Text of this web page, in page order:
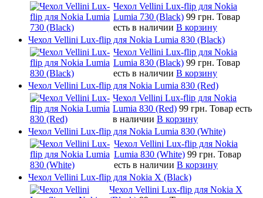
Чехол Vellini Lux-flip для Nokia
Lumia 730 (Black) 99 грн. Товар
есть в наличии В корзину
Чехол Vellini Lux-flip для Nokia Lumia 830 (Black)
Чехол Vellini Lux-flip для Nokia
Lumia 830 (Black) 99 грн. Товар
есть в наличии В корзину
Чехол Vellini Lux-flip для Nokia Lumia 830 (Red)
Чехол Vellini Lux-flip для Nokia
Lumia 830 (Red) 99 грн. Товар есть
в наличии В корзину
Чехол Vellini Lux-flip для Nokia Lumia 830 (White)
Чехол Vellini Lux-flip для Nokia
Lumia 830 (White) 99 грн. Товар
есть в наличии В корзину
Чехол Vellini Lux-flip для Nokia X (Black)
Чехол Vellini Lux-flip для Nokia X